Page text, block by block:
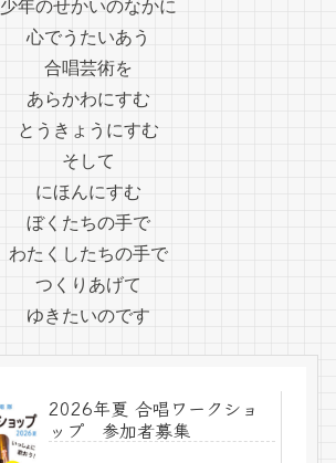
少年のせかいのなかに
心でうたいあう
合唱芸術を
あらかわにすむ
とうきょうにすむ
そして
にほんにすむ
ぼくたちの手で
わたくしたちの手で
つくりあげて
ゆきたいのです
2026年夏 合唱ワークショ
ップ 参加者募集